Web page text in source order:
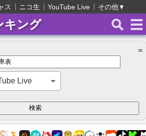
ス ニコ生 YouTube Live その他▼
キング
＝
Live